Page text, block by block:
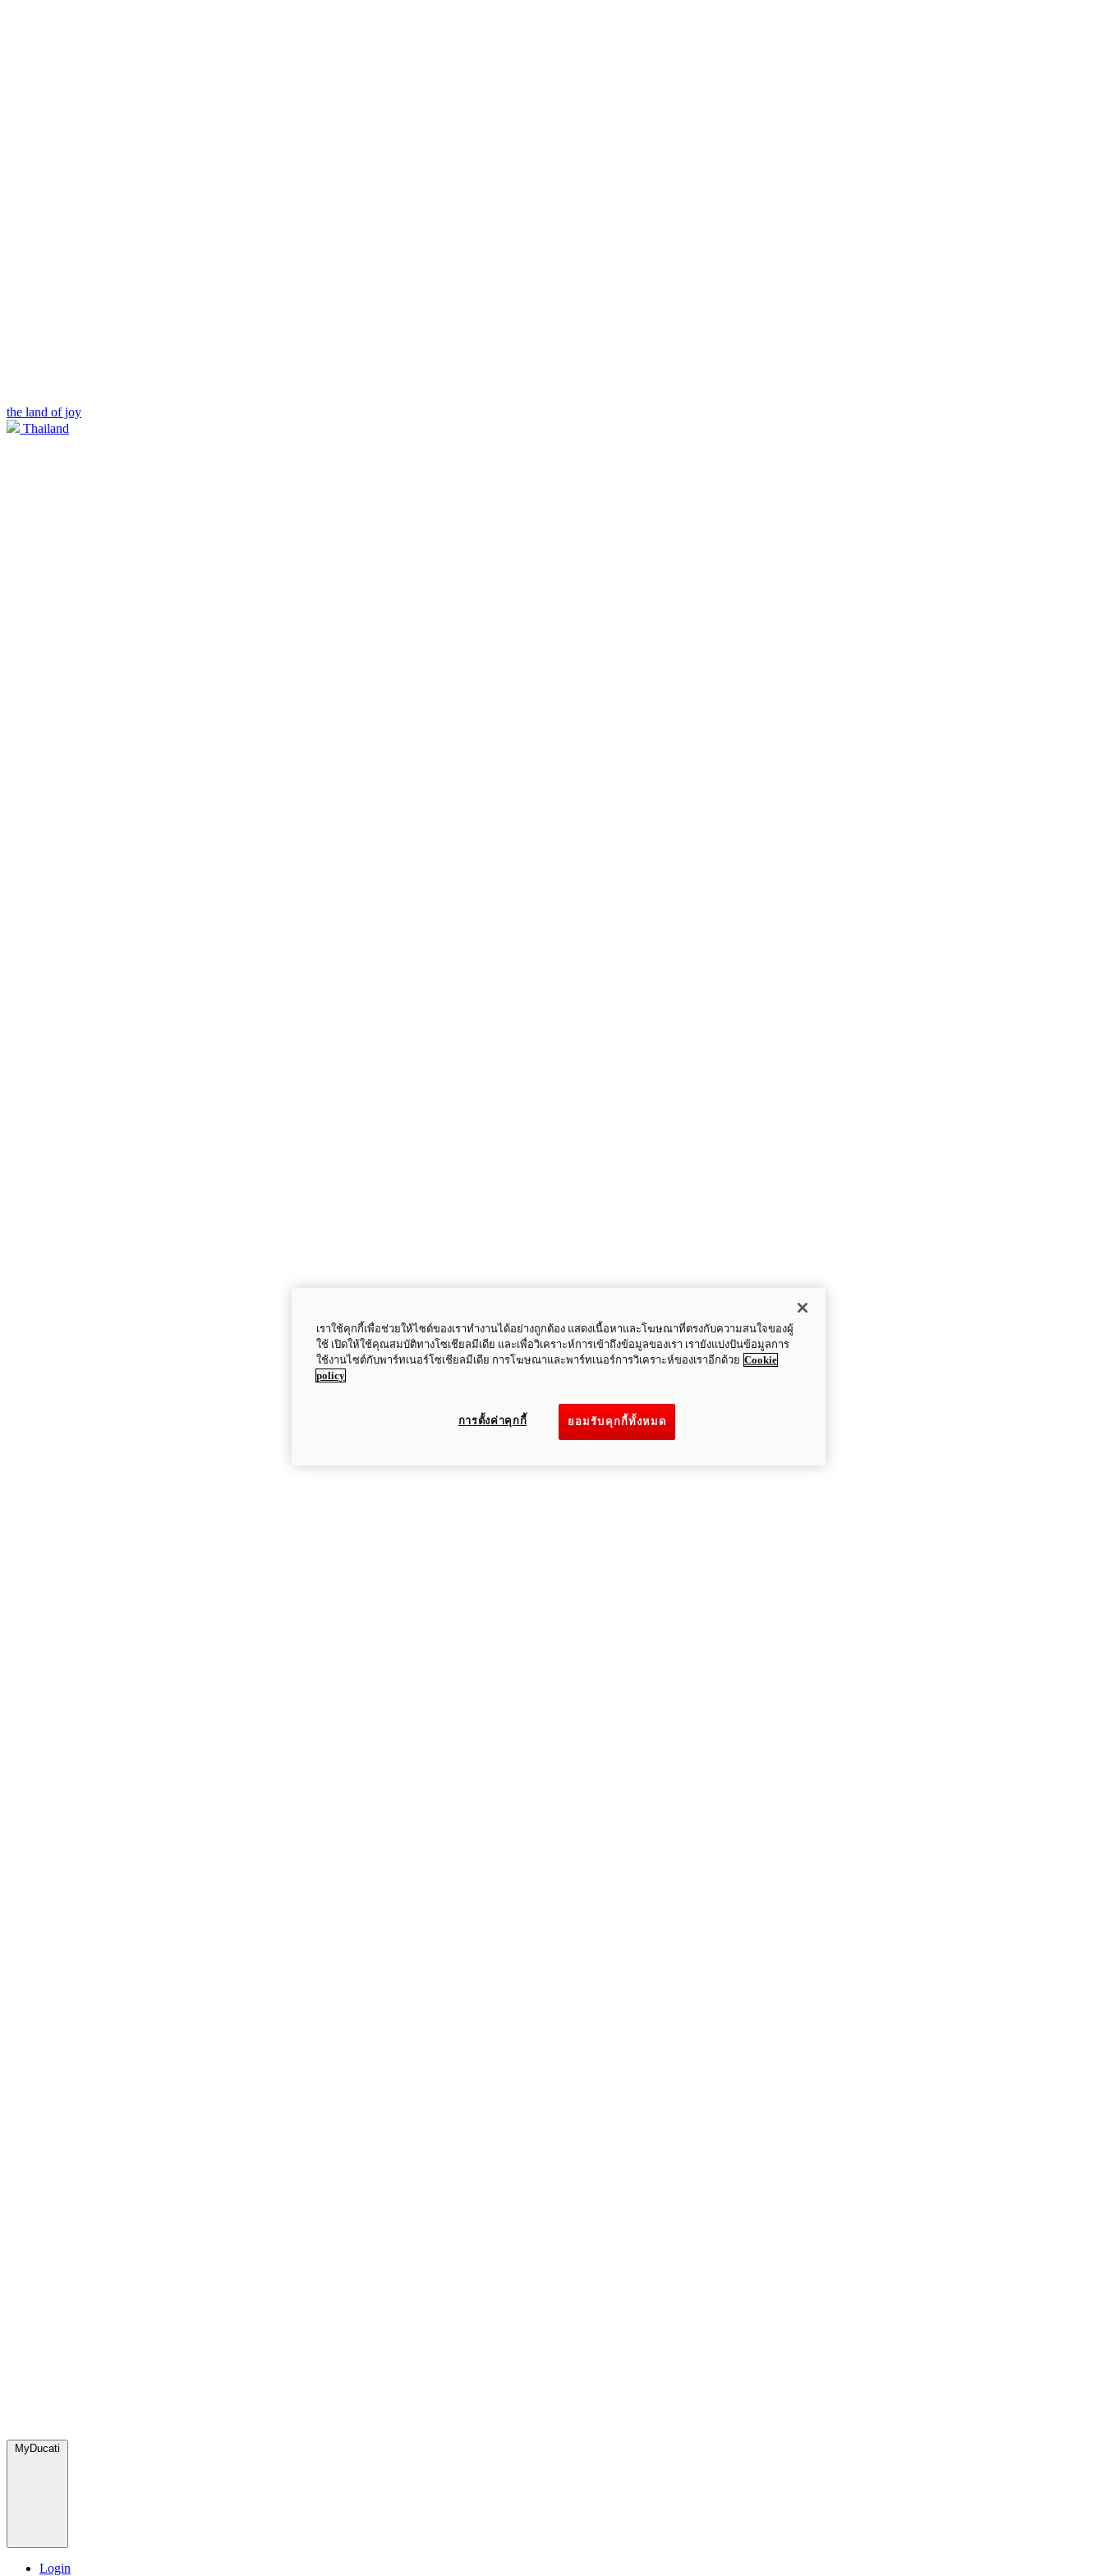
the land of joy
Thailand
MyDucati
Login
เราใช้คุกกี้เพื่อช่วยให้ไซต์ของเราทำงานได้อย่างถูกต้อง แสดงเนื้อหาและโฆษณาที่ตรงกับความสนใจของผู้
ใช้ เปิดให้ใช้คุณสมบัติทางโซเชียลมีเดีย และเพื่อวิเคราะห์การเข้าถึงข้อมูลของเรา เรายังแบ่งปันข้อมูลการ
ใช้งานไซต์กับพาร์ทเนอร์โซเชียลมีเดีย การโฆษณาและพาร์ทเนอร์การวิเคราะห์ของเราอีกด้วย Cookie
policy
ยอมรับคุกกี้ทั้งหมด
การตั้งค่าคุกกี้